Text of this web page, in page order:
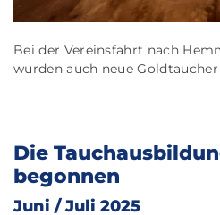
Bei der Vereinsfahrt nach
wurden auch neue
Die
begonnen
Juni / Juli 2025